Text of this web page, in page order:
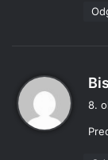
8.